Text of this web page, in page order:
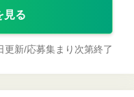
見る
更新/応募集まり次第終了